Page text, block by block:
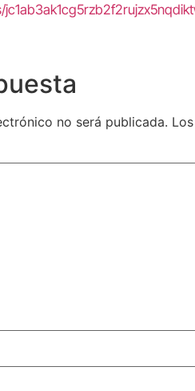
no será publicada.